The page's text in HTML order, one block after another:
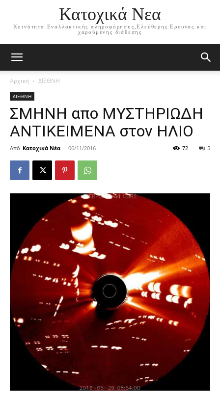
Κατοχικά Νεα
Κοινότητα Εναλλακτικής πληροφόρησης,Ελεύθερης Ερευνας και
χαρούμενης διάθεσης
Αρχική ΔΙΕΘΝΗ
ΔΙΕΘΝΗ
ΣΜΗΝΗ απο ΜΥΣΤΗΡΙΩΔΗ
ΑΝΤΙΚΕΙΜΕΝΑ στον ΗΛΙΟ
Από Κατοχικά Νέα - 06/11/2016 5
72